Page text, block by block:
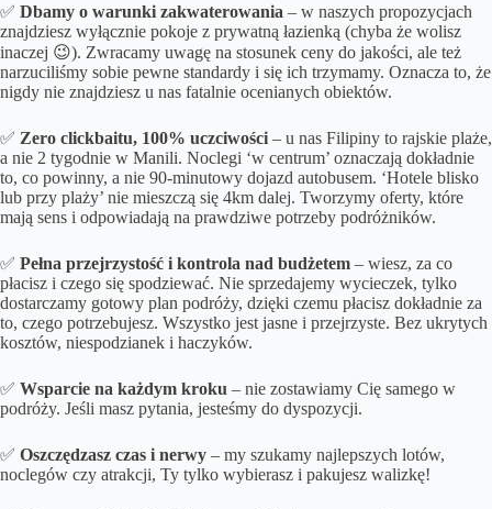
✅ Dbamy o warunki zakwaterowania – w naszych propozycjach
znajdziesz wyłącznie pokoje z prywatną łazienką (chyba że wolisz
inaczej 😉). Zwracamy uwagę na stosunek ceny do jakości, ale też
narzuciliśmy sobie pewne standardy i się ich trzymamy. Oznacza to, że
nigdy nie znajdziesz u nas fatalnie ocenianych obiektów.
✅ Zero clickbaitu, 100% uczciwości – u nas Filipiny to rajskie plaże,
a nie 2 tygodnie w Manili. Noclegi ‘w centrum’ oznaczają dokładnie
to, co powinny, a nie 90-minutowy dojazd autobusem. ‘Hotele blisko
lub przy plaży’ nie mieszczą się 4km dalej. Tworzymy oferty, które
mają sens i odpowiadają na prawdziwe potrzeby podróżników.
✅ Pełna przejrzystość i kontrola nad budżetem – wiesz, za co
płacisz i czego się spodziewać. Nie sprzedajemy wycieczek, tylko
dostarczamy gotowy plan podróży, dzięki czemu płacisz dokładnie za
to, czego potrzebujesz. Wszystko jest jasne i przejrzyste. Bez ukrytych
kosztów, niespodzianek i haczyków.
✅ Wsparcie na każdym kroku – nie zostawiamy Cię samego w
podróży. Jeśli masz pytania, jesteśmy do dyspozycji.
✅ Oszczędzasz czas i nerwy – my szukamy najlepszych lotów,
noclegów czy atrakcji, Ty tylko wybierasz i pakujesz walizkę!